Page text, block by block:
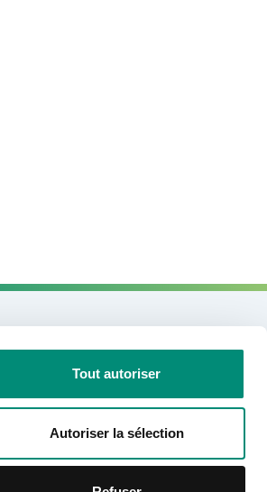
Tout autoriser
Autoriser la sélection
on social networks